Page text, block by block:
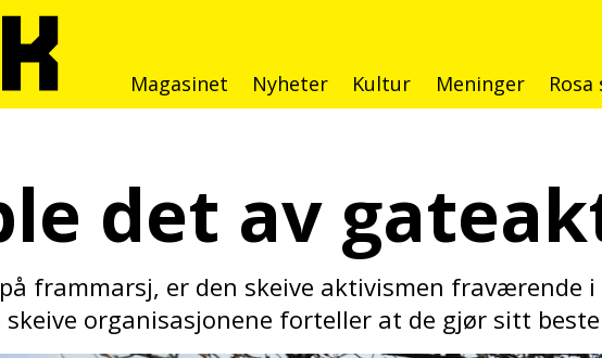
Magasinet Nyheter Kultur Meninger
det av
frammarsj, er den skeive aktivismen fraværende
skeive organisasjonene forteller at de gjør sitt